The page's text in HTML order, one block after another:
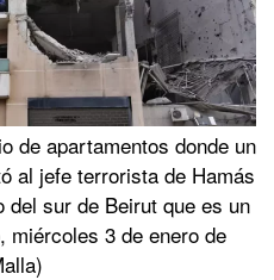
de apartamentos donde un
al jefe terrorista de Hamás
del sur de Beirut que es un
miércoles 3 de enero de